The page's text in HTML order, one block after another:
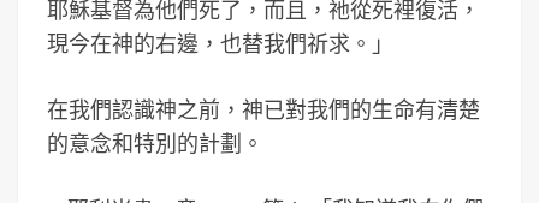
耶穌基督為他們死了，而且，祂從死裡復活，
現今在神的右邊，也替我們祈求。」
在我們認識神之前，神已對我們的生命有清楚
的意念和特別的計劃。